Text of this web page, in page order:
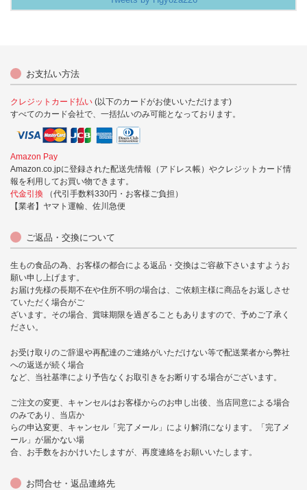
お支払い方法
クレジットカード払い (以下のカードがお使いいただけます)
すべてのカード会社で、一括払いのみ可能となっております。
Amazon Pay
Amazon.co.jpに登録された配送先情報（アドレス帳）やクレジットカード情
報を利用してお買い物できます。
代金引換
（代引手数料330円・お客様ご負担）
【業者】ヤマト運輸、佐川急便
ご返品・交換について
生もの食品の為、お客様の都合による返品・交換はご容赦下さいますようお
願い申し上げます。
お届け先様の長期不在や住所不明の場合は、ご依頼主様に商品をお返しさせ
ていただく場合がご
ざいます。その場合、賞味期限を過ぎることもありますので、予めご了承く
ださい。
お受け取りのご辞退や再配達のご連絡がいただけない等で配送業者から弊社
への返送が続く場合
など、当社基準により予告なくお取引きをお断りする場合がございます。
ご注文の変更、キャンセルはお客様からのお申し出後、当店同意による場合
のみであり、当店か
らの申込変更、キャンセル「完了メール」により解消になります。「完了メ
ール」が届かない場
合、お手数をおかけいたしますが、再度連絡をお願いいたします。
お問合せ・返品連絡先